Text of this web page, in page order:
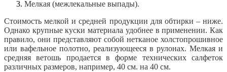
Мелкая (межлекальные выпады).
Стоимость мелкой и средней продукции для обтирки – ниже.
Однако крупные куски материала удобнее в применении. Как
правило, они представляют собой нетканое холстопрошивное
или вафельное полотно, реализующееся в рулонах. Мелкая и
средняя ветошь продается в форме технических салфеток
различных размеров, например, 40 см. на 40 см.